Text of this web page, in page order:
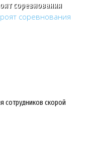
соревнования
сотрудников скорой